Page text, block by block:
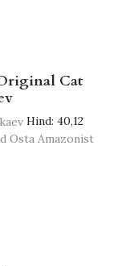
Cat
Hind: 40,12
Osta Amazonist